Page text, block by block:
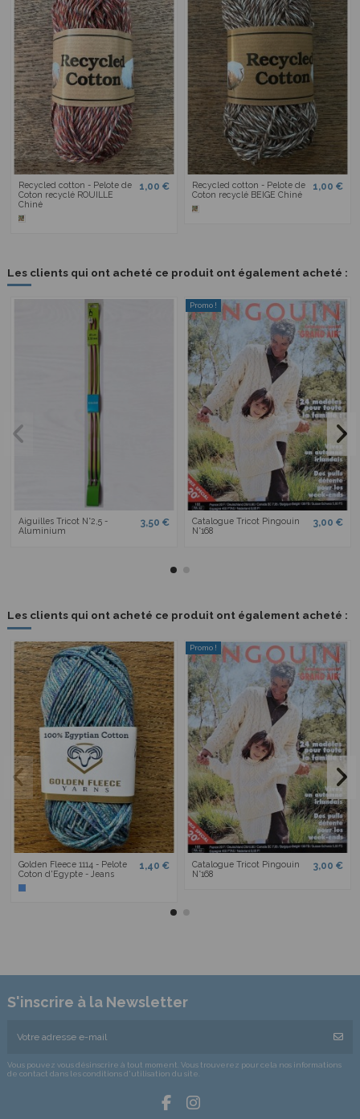
Recycled cotton - Pelote de
Coton recyclé ROUILLE
Chiné
1,00 €
Recycled cotton - Pelote de
Coton recyclé BEIGE Chiné
1,00 €
Les clients qui ont acheté ce produit ont également acheté :
Aiguilles Tricot N°2,5 -
Aluminium
3,50 €
Promo !
Catalogue Tricot Pingouin
N°168
3,00 €
Les clients qui ont acheté ce produit ont également acheté :
Golden Fleece 1114 - Pelote
Coton d'Egypte - Jeans
1,40 €
Promo !
Catalogue Tricot Pingouin
N°168
3,00 €
S'inscrire à la Newsletter
Vous pouvez vous désinscrire à tout moment. Vous trouverez pour cela nos informations
de contact dans les conditions d'utilisation du site.